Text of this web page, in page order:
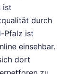
ist
durch
Pfalz ist
einsehbar.
dort